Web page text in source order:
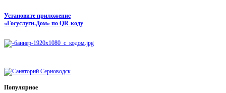
Установите приложение
«Госуслуги.Дом» по QR-коду
Популярное